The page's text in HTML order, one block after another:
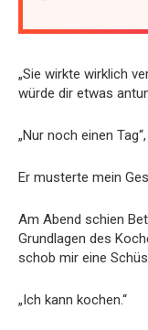
„Sie wirkte wirklich
würde dir etwas
„Nur noch einen
Er musterte mein
Am Abend schien
Grundlagen des
schob mir eine
„Ich kann kochen.“